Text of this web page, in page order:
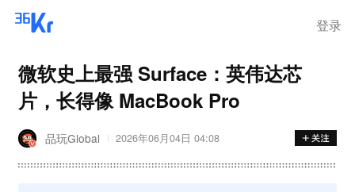
登录
微软史上最强 Surface：英伟达芯
片，长得像 MacBook Pro
品玩Global 2026年06月04日 04:08